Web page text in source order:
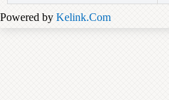
Powered by Kelink.Com